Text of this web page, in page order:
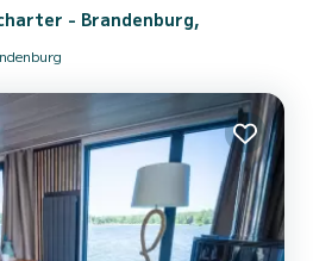
- Brandenburg,